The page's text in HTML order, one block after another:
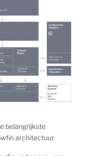
belangrijkste
architectuur.